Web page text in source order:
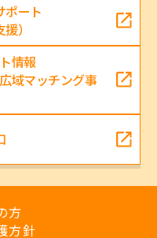
ポート
）
情報
域マッチング事
方
方針